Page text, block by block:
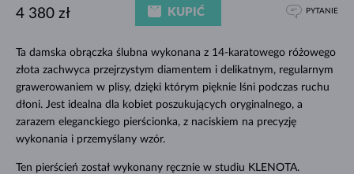
Ta damska obrączka ślubna wykonana z 14-karatowego różowego
złota zachwyca przejrzystym diamentem i delikatnym, regularnym
grawerowaniem w plisy, dzięki którym pięknie lśni podczas ruchu
dłoni. Jest idealna dla kobiet poszukujących oryginalnego, a
zarazem eleganckiego pierścionka, z naciskiem na precyzję
wykonania i przemyślany wzór.
Ten pierścień został wykonany ręcznie w studiu KLENOTA.
4 380 zł KUPIĆ PYTANIE